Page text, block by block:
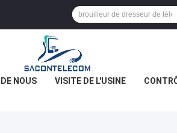
NOUS VISITE DE L'USINE